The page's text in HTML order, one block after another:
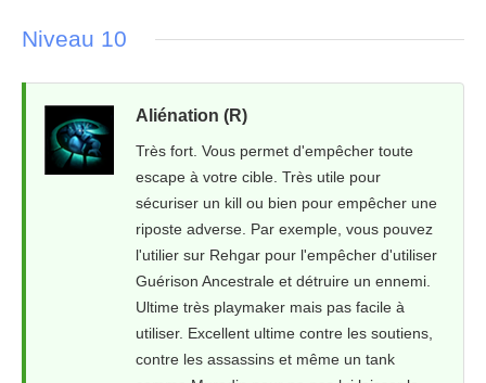
Niveau 10
Aliénation (R)
Très fort. Vous permet d'empêcher toute
escape à votre cible. Très utile pour
sécuriser un kill ou bien pour empêcher une
riposte adverse. Par exemple, vous pouvez
l'utilier sur Rehgar pour l'empêcher d'utiliser
Guérison Ancestrale et détruire un ennemi.
Ultime très playmaker mais pas facile à
utiliser. Excellent ultime contre les soutiens,
contre les assassins et même un tank